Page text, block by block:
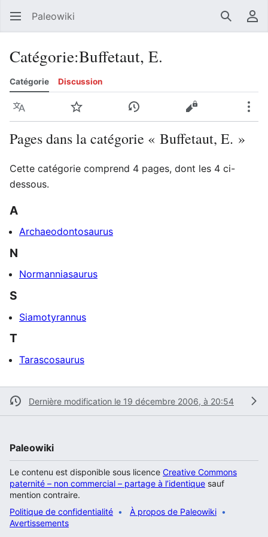
Paleowiki
Catégorie:Buffetaut, E.
Catégorie Discussion
Langue Suivre Voir l’historiqueVoir le texte Plus
Pages dans la catégorie « Buffetaut, E. »
Cette catégorie comprend 4 pages, dont les 4 ci-
dessous.
A
Archaeodontosaurus
N
Normanniasaurus
S
Siamotyrannus
T
Tarascosaurus
Dernière modification le 19 décembre 2006, à 20:54
Paleowiki
Le contenu est disponible sous licence Creative Commons
paternité – non commercial – partage à l’identique sauf
mention contraire.
Politique de confidentialité
À propos de Paleowiki
Avertissements